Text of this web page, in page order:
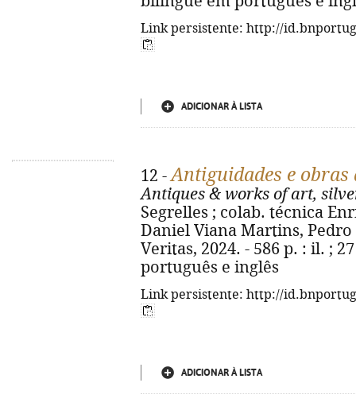
Link persistente: http://
ADICIONAR À LISTA
12 -Antiguidades e obras
Antiques & works of art,
Segrelles ; colab. técnica
Daniel Viana Martins, Pedro
Veritas, 2024. - 586 p. : il. ;
português e inglês
Link persistente: http://
ADICIONAR À LISTA